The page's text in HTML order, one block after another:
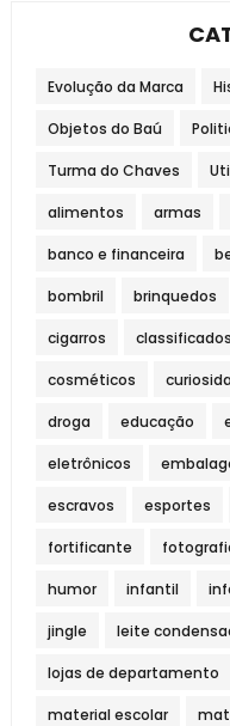
Evolução da Marca
Objetos do Baú
Turma do Chaves
alimentos armas
banco e financeira
bombril brinquedos
cigarros classificados
cosméticos
droga educação
eletrônicos
escravos esportes
fortificante
humor infantil
jingle leite
lojas de departamento
material escolar